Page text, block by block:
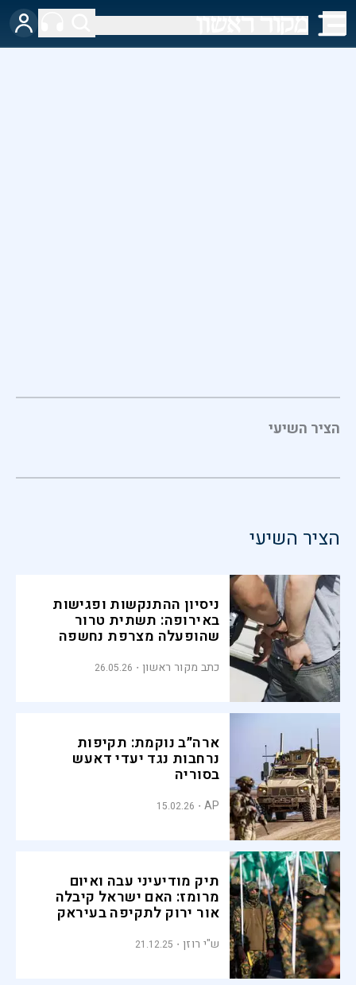
הציר השיעי
הציר השיעי
ניסיון ההתנקשות ופגישות
באירופה: תשתית טרור
שהופעלה מצרפת נחשפה
כתב מקור ראשון 26.05.26
ארה״ב נוקמת: תקיפות
נרחבות נגד יעדי דאעש
בסוריה
AP
15.02.26
תיק מודיעיני עבה ואיום
מרומז: האם ישראל קיבלה
אור ירוק לתקיפה בעיראק
ש"י רוזן 21.12.25